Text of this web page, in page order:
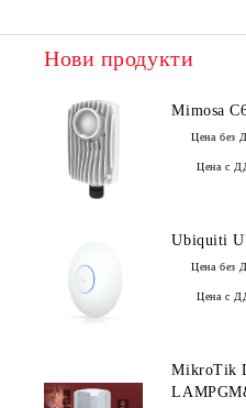
Нови продукти
Mimosa
Цена без
Цена с
Ubiquiti
Цена без
Цена с
MikroTik